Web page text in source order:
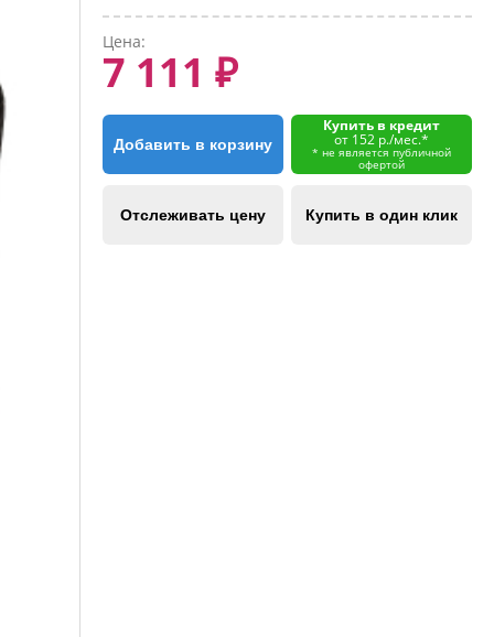
Цена:
7 111 ₽
Добавить в корзину
Купить в кредит
от 152 р./мес.*
* не является публичной
офертой
Отслеживать цену Купить в один клик